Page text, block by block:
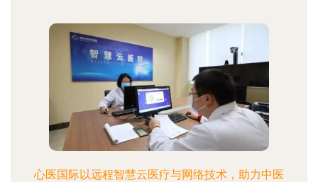
心医国际以远程智慧云医疗与网络技术，助力中医